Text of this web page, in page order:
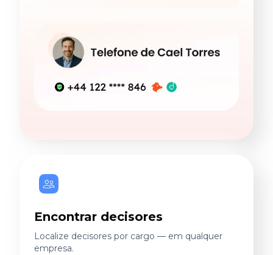
Encontrar decisores
Localize decisores por cargo — em qualquer
empresa.